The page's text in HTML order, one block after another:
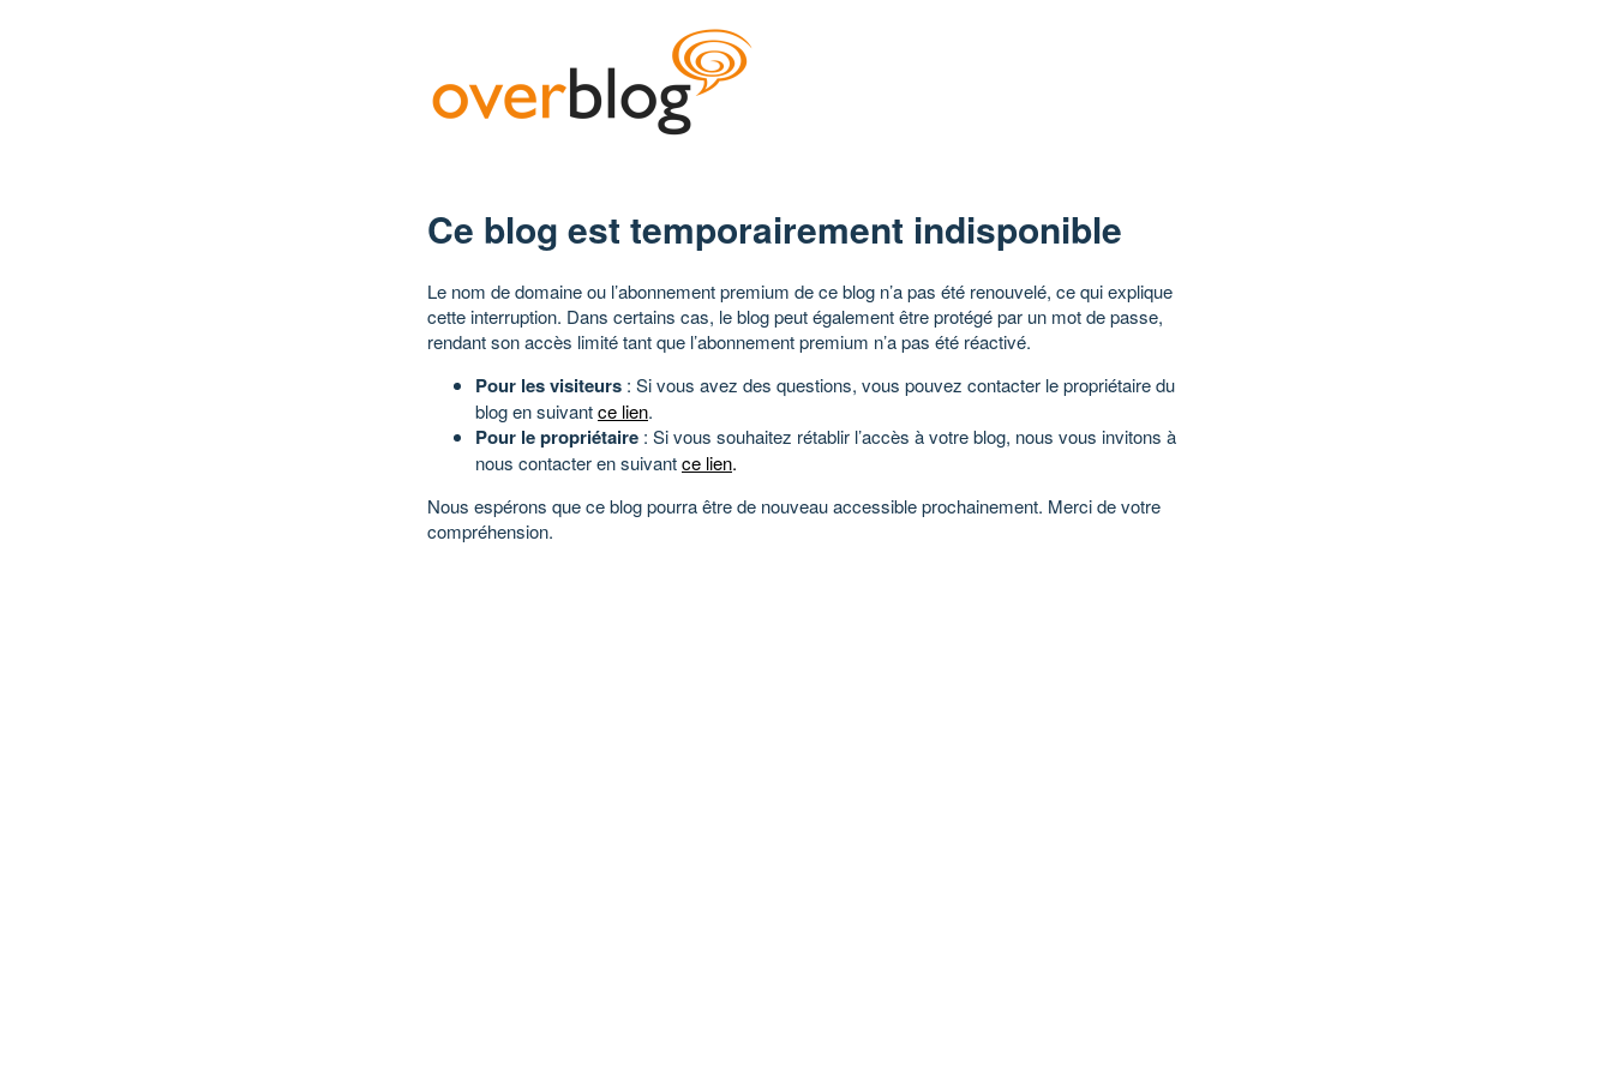
Ce blog est temporairement indisponible
Le nom de domaine ou l’abonnement premium de ce blog n’a pas été renouvelé, ce qui explique
cette interruption. Dans certains cas, le blog peut également être protégé par un mot de passe,
rendant son accès limité tant que l’abonnement premium n’a pas été réactivé.
Pour les visiteurs : Si vous avez des questions, vous pouvez contacter le propriétaire du
blog en suivantce lien.
Pour le propriétaire : Si vous souhaitez rétablir l’accès à votre blog, nous vous invitons à
nous contacter en suivantce lien.
Nous espérons que ce blog pourra être de nouveau accessible prochainement. Merci de votre
compréhension.